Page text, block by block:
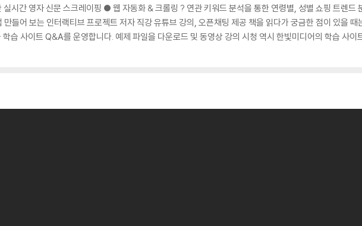
시간 영자 신문 스크레이핑 ● 웹 자동화 & 크롤링 ? 연관 키워드 분석을 통한 연령별, 성별 쇼핑 트렌드
들어 보는 인터랙티브 프로젝트 저자 직강 유튜브 강의, 오픈채팅 제공 책을 읽다가 궁금한 점이 있을 때
습 사이트 Q&A를 운영합니다. 예제 파일을 다운로드 및 동영상 강의 시청 역시 한빛미디어의 학습 사이